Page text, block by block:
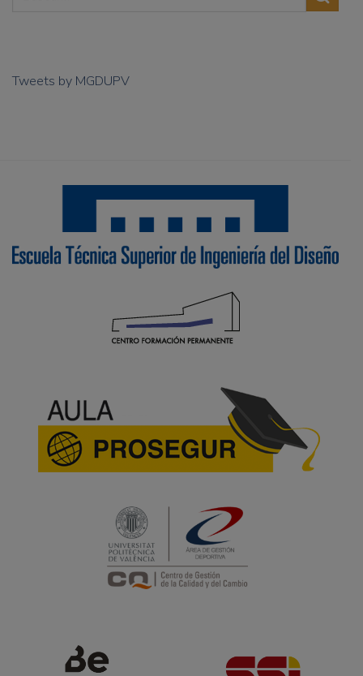
Tweets by MGDUPV